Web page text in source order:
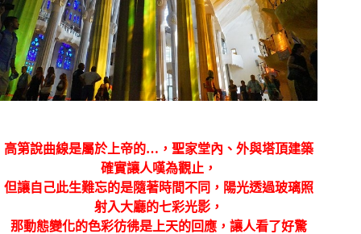
高第說曲線是屬於上帝的… ，聖家堂內、外與塔頂建築
確實讓人嘆為觀止，
但讓自己此生難忘的是隨著時間不同，陽光透過玻璃照
射入大廳的七彩光影，
那動態變化的色彩彷彿是上天的回應，讓人看了好驚